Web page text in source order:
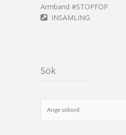
Armband #STOPFOP
INSAMLING
Sök